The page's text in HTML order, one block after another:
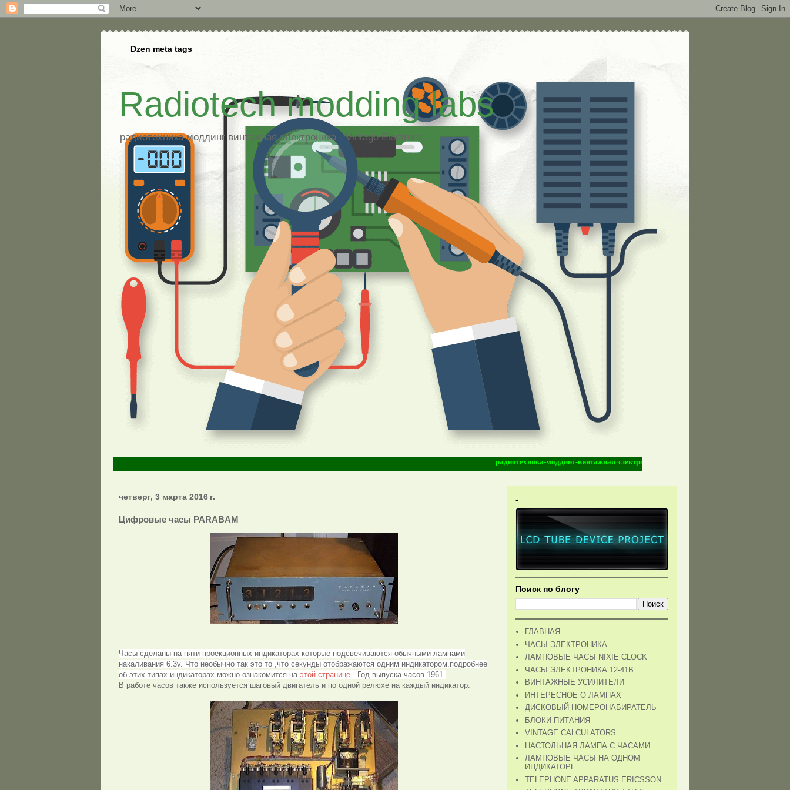
Dzen meta tags
Radiotech modding labs
радиотехника моддинг винтажная электроника - Vintage Electronic
радиотехника-моддинг-винтажная электроника-Vintage Electronic-киберпанк
четверг, 3 марта 2016 г.
Цифровые часы PARABAM
Часы сделаны на пяти проекционных индикаторах которые подсвечиваются обычными лампами
накаливания 6.3v. Что необычно так это то ,что секунды отображаются одним индикатором.подробнее
об этих типах индикаторах можно ознакомится наэтой странице . Год выпуска часов 1961.
В работе часов также используется шаговый двигатель и по одной релюхе на каждый индикатор.
-
Поиск по блогу
ГЛАВНАЯ
ЧАСЫ ЭЛЕКТРОНИКА
ЛАМПОВЫЕ ЧАСЫ NIXIE CLOCK
ЧАСЫ ЭЛЕКТРОНИКА 12-41В
ВИНТАЖНЫЕ УСИЛИТЕЛИ
ИНТЕРЕСНОЕ О ЛАМПАХ
ДИСКОВЫЙ НОМЕРОНАБИРАТЕЛЬ
БЛОКИ ПИТАНИЯ
VINTAGE CALCULATORS
НАСТОЛЬНАЯ ЛАМПА С ЧАСАМИ
ЛАМПОВЫЕ ЧАСЫ НА ОДНОМ
ИНДИКАТОРЕ
TELEPHONE APPARATUS ERICSSON